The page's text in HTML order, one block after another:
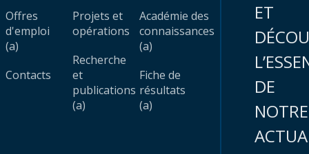
Offres
d'emploi
(a)
Contacts
Projets et
opérations
Recherche
et
publications
(a)
Académie des
connaissances
(a)
Fiche de
résultats
(a)
ET
DE
NOTRE